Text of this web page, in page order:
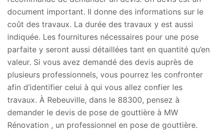
document important. Il donne des informations sur le
coût des travaux. La durée des travaux y est aussi
indiquée. Les fournitures nécessaires pour une pose
parfaite y seront aussi détaillées tant en quantité qu’en
valeur. Si vous avez demandé des devis auprès de
plusieurs professionnels, vous pourrez les confronter
afin d’identifier celui à qui vous allez confier les
travaux. À Rebeuville, dans le 88300, pensez à
demander le devis de pose de gouttière à MW
Rénovation , un professionnel en pose de gouttière.